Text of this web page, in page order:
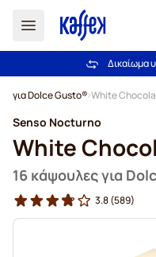
Δωρεάν
Δικαίωμα
για Dolce Gusto® White
Senso Nocturno
White
16 κάψουλες για
3.8(589)